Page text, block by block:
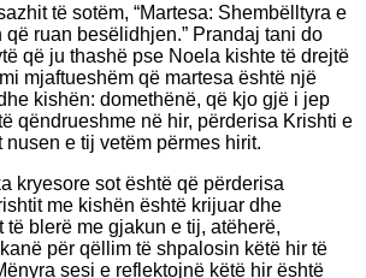
të sotëm, “Martesa: Shembëlltyra e
ruan besëlidhjen.” Prandaj tani do
që ju thashë pse Noela kishte të drejtë
mjaftueshëm që martesa është një
kishën: domethënë, që kjo gjë i jep
qëndrueshme në hir, përderisa Krishti e
e tij vetëm përmes hirit.
kryesore sot është që përderisa
me kishën është krijuar dhe
të blerë me gjakun e tij, atëherë,
për qëllim të shpalosin këtë hir të
sesi e reflektojnë këtë hir është